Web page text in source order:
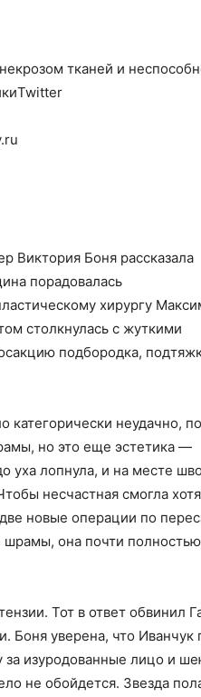
тканей и
Виктория Боня рассказала
порадовалась
хирургу
столкнулась с жуткими
подбородка,
неудачно,
но это еще эстетика —
уха лопнула, и на месте
несчастная смогла
новые операции по
шрамы, она почти полностью
Тот в ответ обвинил
Боня уверена, что Иванчук
за изуродованные лицо и
не обойдется. Звезда